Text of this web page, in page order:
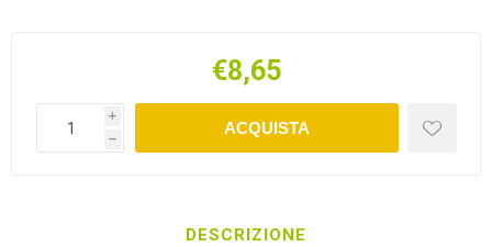
€8,65
i
h
ACQUISTA
DESCRIZIONE